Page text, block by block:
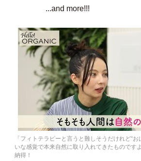
...and more!!!
「フィトテラピーと言うと難しそうだけれど“
いな感覚で本来自然に取り入れてきたものです
納得！